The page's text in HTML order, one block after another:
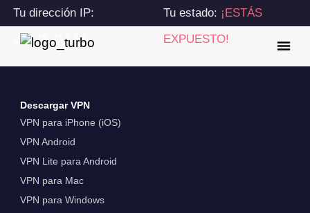
Tu dirección IP:
216.73.217.54
Tu estado: ¡ESTÁS
EXPUESTO!
Descargar VPN
VPN para iPhone (iOS)
VPN Android
VPN Lite para Android
VPN para Mac
VPN para Windows